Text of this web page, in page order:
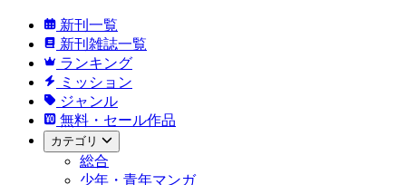
新刊一覧
新刊雑誌一覧
ランキング
ミッション
ジャンル
無料・セール作品
カテゴリ
総合
少年・青年マンガ